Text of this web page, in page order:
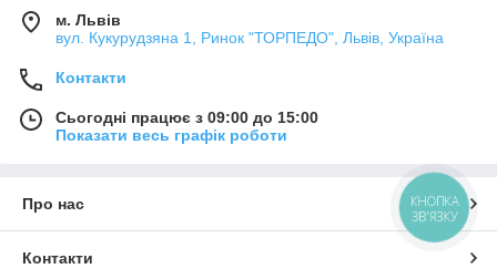
м. Львів
вул. Кукурудзяна 1, Ринок "ТОРПЕДО", Львів, Україна
Контакти
Сьогодні працює з 09:00 до 15:00
Показати весь графік роботи
Про нас
Контакти
КНОПКА
ЗВ'ЯЗКУ